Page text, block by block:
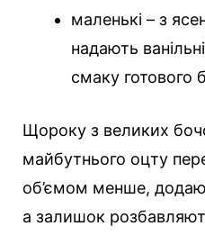
маленькі – з
надають
смаку готового
Щороку з великих
майбутнього оцту
об’ємом менше,
а залишок